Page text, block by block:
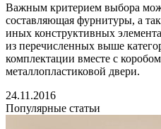
Важным критерием выбора
составляющая фурнитуры, а
иных конструктивных
из перечисленных выше
комплектации вместе с
металлопластиковой двери.
24.11.2016
Популярные статьи